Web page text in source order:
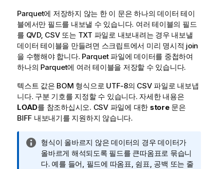
Parquet에 저장하지 않는 한 이 문은 하나의 데이터 테이
블에서만 필드를 내보낼 수 있습니다. 여러 테이블의 필드
를 QVD, CSV 또는 TXT 파일로 내보내려는 경우 내보낼
데이터 테이블을 만들려면 스크립트에서 미리 명시적 join
을 수행해야 합니다. Parquet파일에 데이터를 중첩하여
하나의 Parquet에 여러 테이블을 저장할 수 있습니다.
텍스트 값은 BOM 형식으로 UTF-8의 CSV파일로 내보냅
니다. 구분 기호를 지정할 수 있습니다. 자세한 내용은
LOAD를 참조하십시오. CSV파일에 대한 store 문은
BIFF 내보내기를 지원하지 않습니다.
정
보
메
형식이 올바르지 않은 데이터의 경우 데이터가
올바르게 해석되도록 필드를 큰따옴표로 묶습니
다. 예를 들어, 필드에 따옴표, 쉼표, 공백 또는 줄